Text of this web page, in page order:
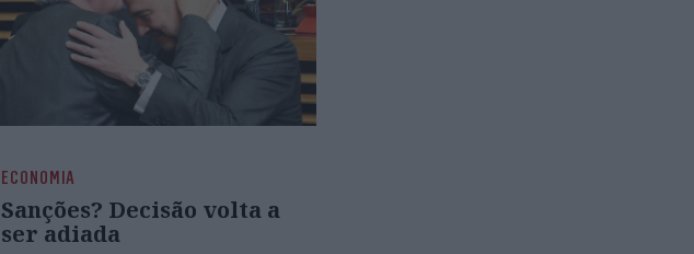
ECONOMIA
Sanções? Decisão volta a
ser adiada